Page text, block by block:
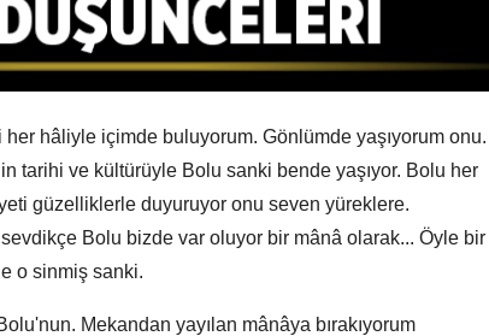
hâliyle içimde buluyorum. Gönlümde yaşıyorum onu.
tarihi ve kültürüyle Bolu sanki bende yaşıyor. Bolu her
güzelliklerle duyuruyor onu seven yüreklere.
Bolu bizde var oluyor bir mânâ olarak... Öyle bir
o sinmiş sanki.
Mekandan yayılan mânâya bırakıyorum